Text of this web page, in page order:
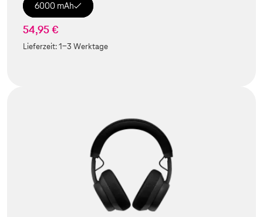
6000 mAh
54,95 €
Lieferzeit:1-3 Werktage